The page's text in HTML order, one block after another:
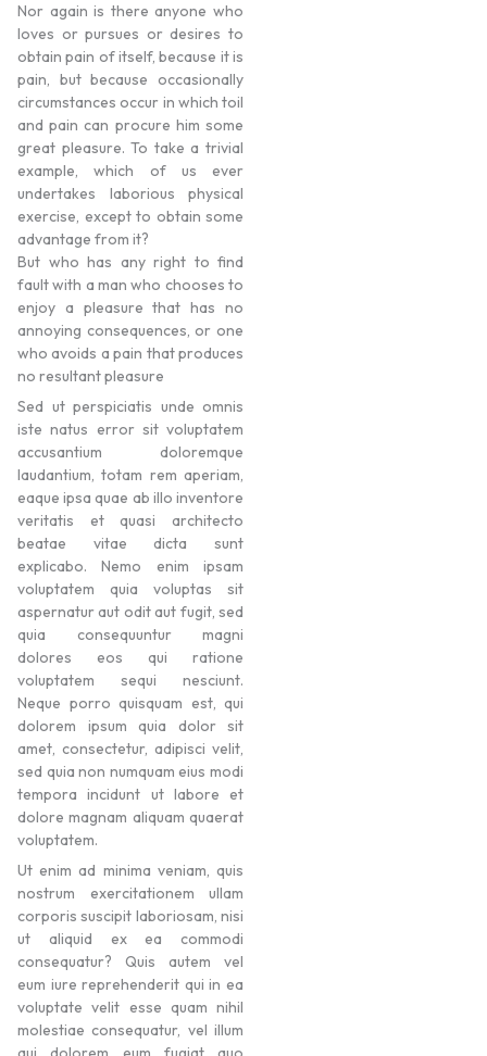
Nor again is there anyone who
loves or pursues or desires to
obtain pain of itself, because it is
pain, but because occasionally
circumstances occur in which toil
and pain can procure him some
great pleasure. To take a trivial
example, which of us ever
undertakes laborious physical
exercise, except to obtain some
advantage from it?
But who has any right to find
fault with a man who chooses to
enjoy a pleasure that has no
annoying consequences, or one
who avoids a pain that produces
no resultant pleasure
Sed ut perspiciatis unde omnis
iste natus error sit voluptatem
accusantium doloremque
laudantium, totam rem aperiam,
eaque ipsa quae ab illo inventore
veritatis et quasi architecto
beatae vitae dicta sunt
explicabo. Nemo enim ipsam
voluptatem quia voluptas sit
aspernatur aut odit aut fugit, sed
quia consequuntur magni
dolores eos qui ratione
voluptatem sequi nesciunt.
Neque porro quisquam est, qui
dolorem ipsum quia dolor sit
amet, consectetur, adipisci velit,
sed quia non numquam eius modi
tempora incidunt ut labore et
dolore magnam aliquam quaerat
voluptatem.
Ut enim ad minima veniam, quis
nostrum exercitationem ullam
corporis suscipit laboriosam, nisi
ut aliquid ex ea commodi
consequatur? Quis autem vel
eum iure reprehenderit qui in ea
voluptate velit esse quam nihil
molestiae consequatur, vel illum